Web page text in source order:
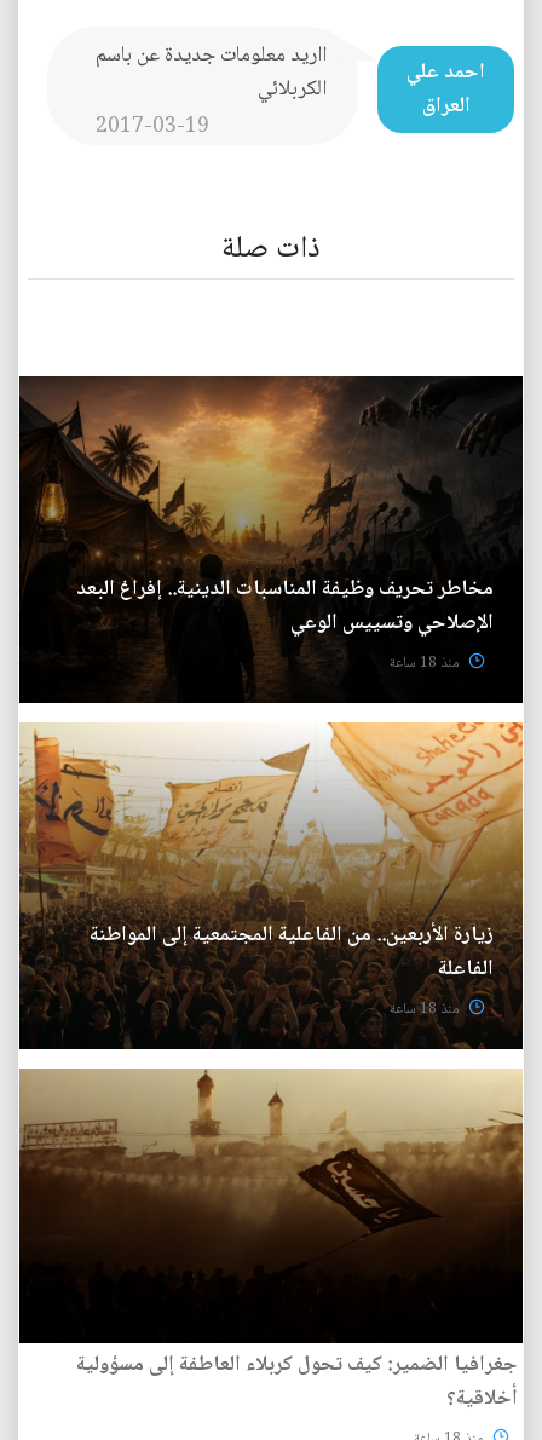
احمد علي
العراق
ااريد معلومات جديدة عن باسم
الكربلائي
2017-03-19
ذات صلة
مخاطر تحريف وظيفة المناسبات الدينية.. إفراغ البعد
الإصلاحي وتسييس الوعي
منذ 18 ساعة
زيارة الأربعين.. من الفاعلية المجتمعية إلى المواطنة
الفاعلة
منذ 18 ساعة
جغرافيا الضمير: كيف تحول كربلاء العاطفة إلى مسؤولية
أخلاقية؟